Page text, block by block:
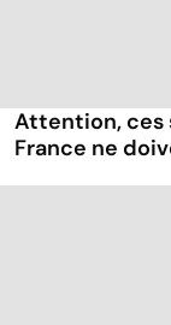
Attention, ces
France ne